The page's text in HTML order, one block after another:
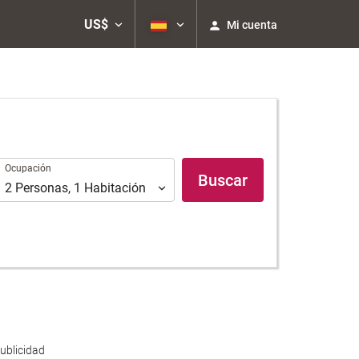
US$ Mi cuenta
Ocupación
2 Personas, 1 Habitación Buscar